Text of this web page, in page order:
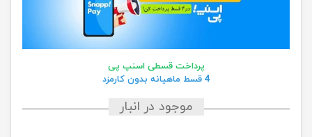
پرداخت قسطی اسنپ پی
4 قسط ماهیانه بدون کارمزد
موجود در انبار